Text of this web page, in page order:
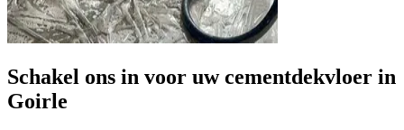
Schakel ons in voor uw cementdekvloer in
Goirle